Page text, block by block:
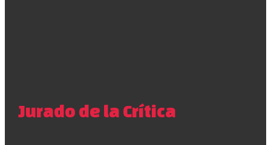
Jurado de la Crítica